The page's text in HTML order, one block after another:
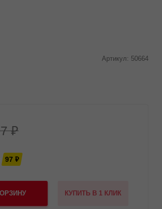
Артикул: 50664
₽
97 ₽
КУПИТЬ В 1 КЛИК